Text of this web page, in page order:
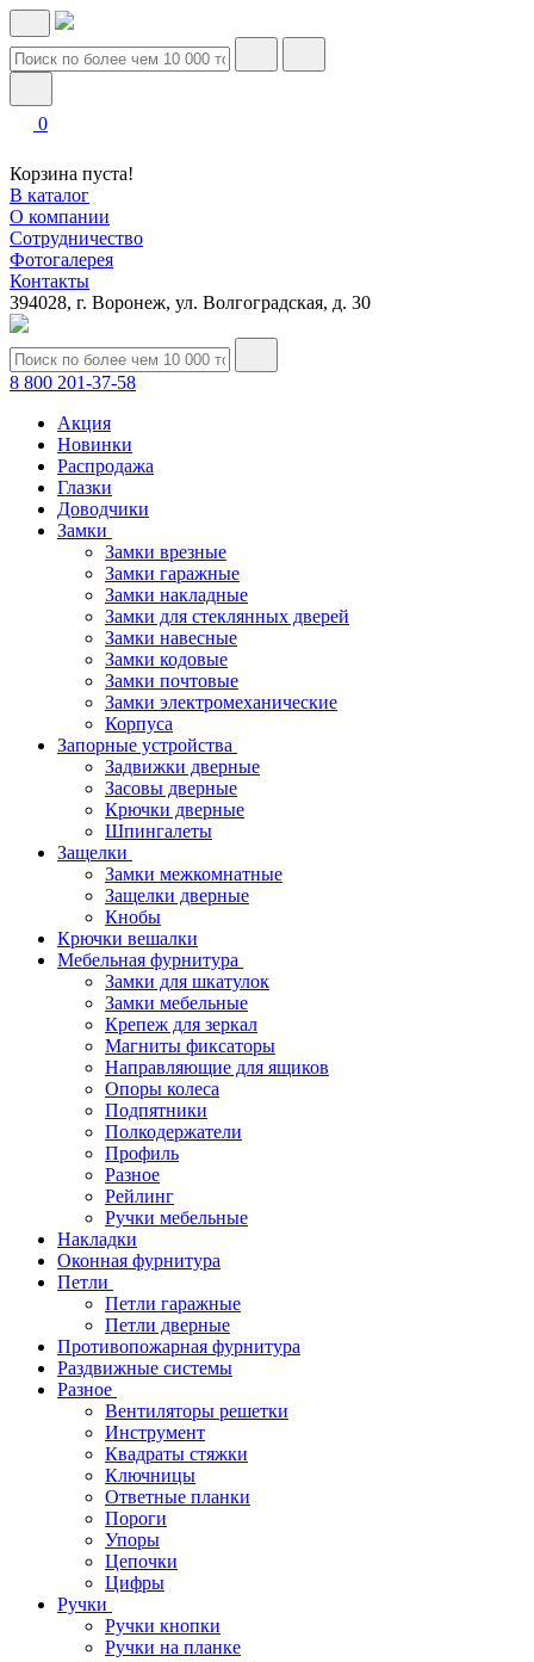
0
Корзина пуста!
В каталог
О компании
Сотрудничество
Фотогалерея
Контакты
394028, г. Воронеж, ул. Волгоградская, д. 30
8 800 201-37-58
Акция
Новинки
Распродажа
Глазки
Доводчики
Замки
Замки врезные
Замки гаражные
Замки накладные
Замки для стеклянных дверей
Замки навесные
Замки кодовые
Замки почтовые
Замки электромеханические
Корпуса
Запорные устройства
Задвижки дверные
Засовы дверные
Крючки дверные
Шпингалеты
Защелки
Замки межкомнатные
Защелки дверные
Кнобы
Крючки вешалки
Мебельная фурнитура
Замки для шкатулок
Замки мебельные
Крепеж для зеркал
Магниты фиксаторы
Направляющие для ящиков
Опоры колеса
Подпятники
Полкодержатели
Профиль
Разное
Рейлинг
Ручки мебельные
Накладки
Оконная фурнитура
Петли
Петли гаражные
Петли дверные
Противопожарная фурнитура
Раздвижные системы
Разное
Вентиляторы решетки
Инструмент
Квадраты стяжки
Ключницы
Ответные планки
Пороги
Упоры
Цепочки
Цифры
Ручки
Ручки кнопки
Ручки на планке